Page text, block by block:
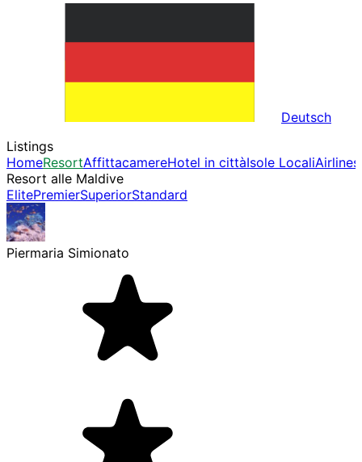
Deutsch
Listings
HomeResortAffittacamereHotel in cittàIsole LocaliAirlines
Resort alle Maldive
ElitePremierSuperiorStandard
Piermaria Simionato